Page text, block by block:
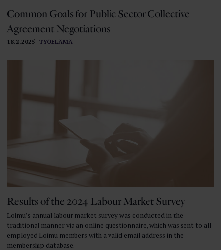
18.2.2025 TYÖELÄMÄ
Common Goals for Public Sector Collective
Agreement Negotiations
Results of the 2024 Labour Market Survey
Loimu’s annual labour market survey was conducted in the
traditional manner via an online questionnaire, which was sent to all
employed Loimu members with a valid email address in the
membership database.